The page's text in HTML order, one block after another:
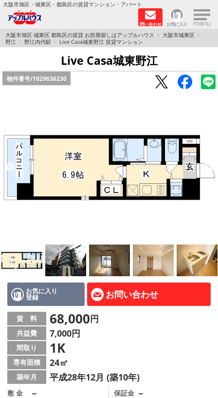
大阪市旭区・城東区・都島区の賃貸マンション・アパート
問い合わせ お気に入り ×
TOPページ
路線·駅から探す
スタッフ
BLOG
RECRUIT
店舗情報·アクセス
会社概要
メールでお問い合わせ
大阪市旭区 城東区 都島区の賃貸 お部屋探しはアップルハウス
大阪市城東区
野江
野江内代駅 Live Casa城東野江 賃貸マンション
Live Casa城東野江
物件番号/1029636230
お気に入り
登録 お問い合わせ
賃 料 68,000円
共益費 7,000円
間取り 1K
専有面積 24㎡
築年月 平成28年12月 (築10年)
敷 金 － 保証金 －